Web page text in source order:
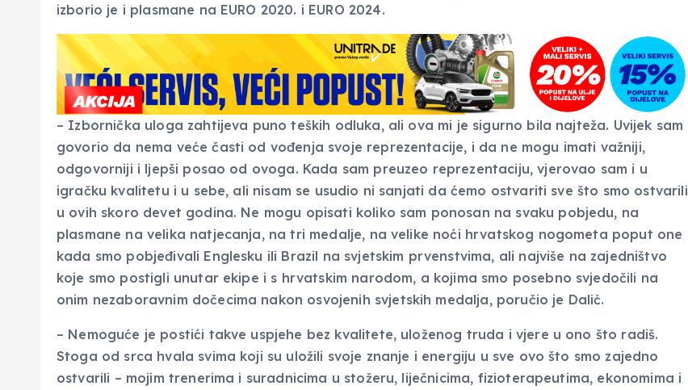
izborio je i plasmane na EURO 2020. i EURO 2024.
– Izbornička uloga zahtijeva puno teških odluka, ali ova mi je sigurno bila najteža. Uvijek sam
govorio da nema veće časti od vođenja svoje reprezentacije, i da ne mogu imati važniji,
odgovorniji i ljepši posao od ovoga. Kada sam preuzeo reprezentaciju, vjerovao sam i u
igračku kvalitetu i u sebe, ali nisam se usudio ni sanjati da ćemo ostvariti sve što smo ostvarili
u ovih skoro devet godina. Ne mogu opisati koliko sam ponosan na svaku pobjedu, na
plasmane na velika natjecanja, na tri medalje, na velike noći hrvatskog nogometa poput one
kada smo pobjeđivali Englesku ili Brazil na svjetskim prvenstvima, ali najviše na zajedništvo
koje smo postigli unutar ekipe i s hrvatskim narodom, a kojima smo posebno svjedočili na
onim nezaboravnim dočecima nakon osvojenih svjetskih medalja, poručio je Dalić.
– Nemoguće je postići takve uspjehe bez kvalitete, uloženog truda i vjere u ono što radiš.
Stoga od srca hvala svima koji su uložili svoje znanje i energiju u sve ovo što smo zajedno
ostvarili – mojim trenerima i suradnicima u stožeru, liječnicima, fizioterapeutima, ekonomima i